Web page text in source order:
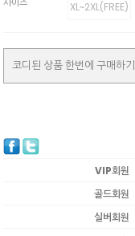
XL~2XL(FREE)
코디된 상품 한번에 구매하기
VIP회원
골드회원
실버회원